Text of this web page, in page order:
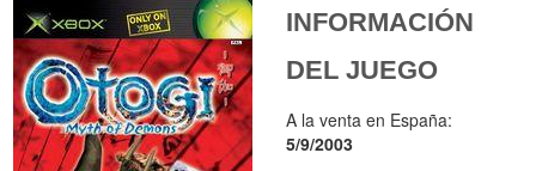
INFORMACIÓN
DEL JUEGO
A la venta en España:
5/9/2003